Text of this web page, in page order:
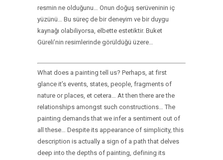
resmin ne olduğunu… Onun doğuş serüveninin iç
yüzünü… Bu süreç de bir deneyim ve bir duygu
kaynağı olabiliyorsa, elbette estetiktir. Buket
Güreli’nin resimlerinde görüldüğü üzere…
What does a painting tell us? Perhaps, at first
glance it’s events, states, people, fragments of
nature or places, et cetera… At then there are the
relationships amongst such constructions… The
painting demands that we infer a sentiment out of
all these… Despite its appearance of simplicity, this
description is actually a sign of a path that delves
deep into the depths of painting, defining its